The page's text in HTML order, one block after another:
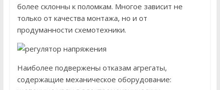
более склонны к поломкам. Многое зависит не
только от качества монтажа, но и от
продуманности схемотехники.
Наиболее подвержены отказам агрегаты,
содержащие механическое оборудование: